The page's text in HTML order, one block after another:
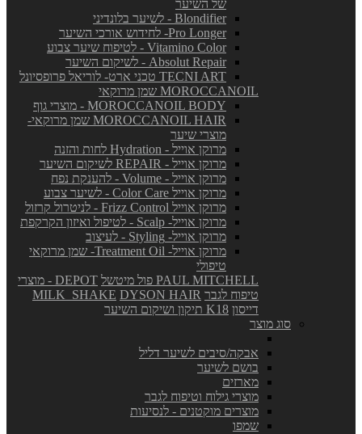
של השיער
Blondifier - לשיער בלונדיני
Pro Longer- לחידוש אורכי השיער
Vitamino Color - לטיפוח שיער צבוע
Absolut Repair - לשיקום השיער
TECNI ART טכני ארט- לוריאל פרופסיונל
MOROCCANOIL שמן מרוקאי
MOROCCANOIL BODY - מוצרי גוף
MOROCCANOIL HAIR שמן מרוקאי-
מוצרי שיער
מרוקן אוייל - Hydration לחות והזנה
מרוקן אוייל - REPAIR לשיקום השיער
מרוקן אוייל - Volume - להענקת נפח
מרוקן אוייל Color Care - לשיער צבוע
מרוקן אוייל Frizz Control - לניטרול קרזול
מרוקן אוייל- Scalp - לטיפול ואיזון הקרקפת
מרוקן אוייל- Styling - לעיצוב
מרוקן אוייל- Treatment Oil- שמן מרוקאי
טיפולי
PAUL MITCHELL פול מיטשל
DEPOT - מוצרי
טיפוח לגבר
MILK_SHAKE DYSON HAIR
דייסון K18 תיקון ושיקום השיער
סוג מוצר
אבקה/סיבים לשיער דליל
בושם לשיער
מארזים
מוצרי גילוח וטיפוח לגבר
מוצרים מוקטנים - לנסיעות
שמפו